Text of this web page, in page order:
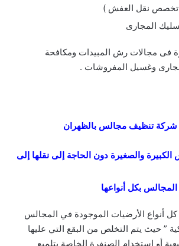
تخصص نقل العفش )
المجارى
فى مجالات رش المبيدات ومكافحة
وغسيل المفروشات .
شركة تنظيف مجالس بالظهران
والصغيرة دون الحاجة إلى نقلها إلى
بكل أنواعها
أنواع الأرضيات الموجودة في المجالس
” حيث يتم التخلص من البقع التي عليها
أو استخدام الصنفرة الخاصة بتلميع